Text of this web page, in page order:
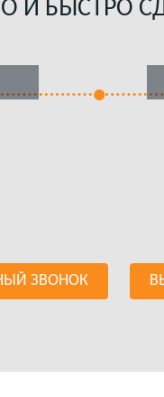
И БЫСТРО
ЗВОНОК